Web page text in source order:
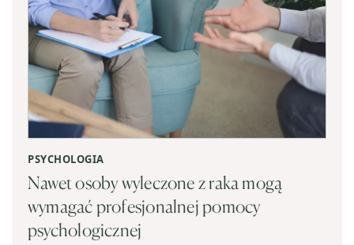
PSYCHOLOGIA
Nawet osoby wyleczone z raka mogą
wymagać profesjonalnej pomocy
psychologicznej